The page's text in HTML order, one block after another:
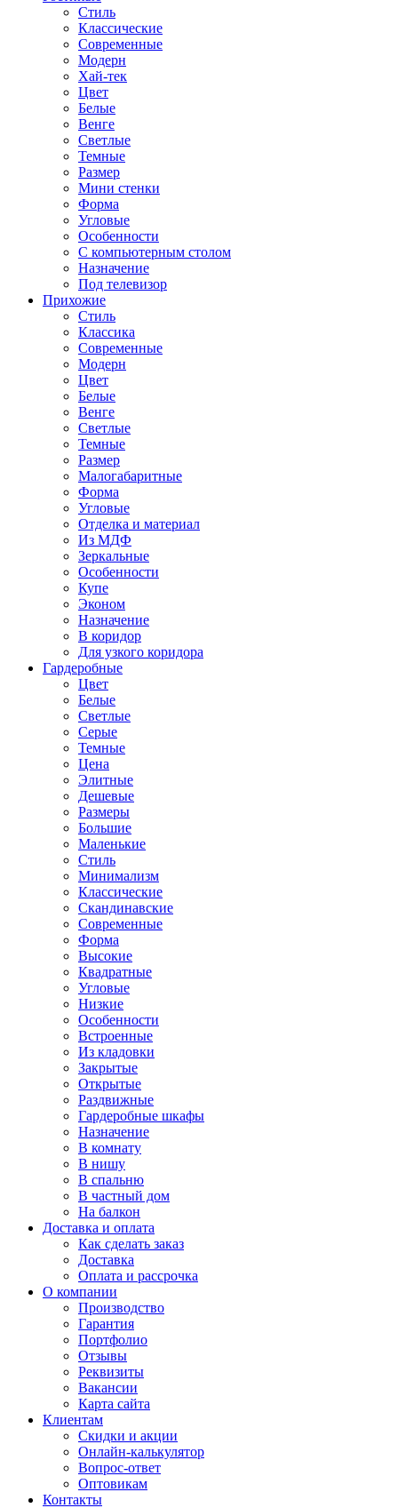
Стиль
Классические
Современные
Модерн
Хай-тек
Цвет
Белые
Венге
Светлые
Темные
Размер
Мини стенки
Форма
Угловые
Особенности
С компьютерным столом
Назначение
Под телевизор
Прихожие
Стиль
Классика
Современные
Модерн
Цвет
Белые
Венге
Светлые
Темные
Размер
Малогабаритные
Форма
Угловые
Отделка и материал
Из МДФ
Зеркальные
Особенности
Купе
Эконом
Назначение
В коридор
Для узкого коридора
Гардеробные
Цвет
Белые
Светлые
Серые
Темные
Цена
Элитные
Дешевые
Размеры
Большие
Маленькие
Стиль
Минимализм
Классические
Скандинавские
Современные
Форма
Высокие
Квадратные
Угловые
Низкие
Особенности
Встроенные
Из кладовки
Закрытые
Открытые
Раздвижные
Гардеробные шкафы
Назначение
В комнату
В нишу
В спальню
В частный дом
На балкон
Доставка и оплата
Как сделать заказ
Доставка
Оплата и рассрочка
О компании
Производство
Гарантия
Портфолио
Отзывы
Реквизиты
Вакансии
Карта сайта
Клиентам
Скидки и акции
Онлайн-калькулятор
Вопрос-ответ
Оптовикам
Контакты